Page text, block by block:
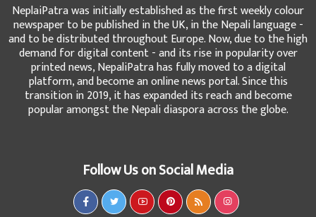
NeplaiPatra was initially established as the first weekly colour
newspaper to be published in the UK, in the Nepali language -
and to be distributed throughout Europe. Now, due to the high
demand for digital content - and its rise in popularity over
printed news, NepaliPatra has fully moved to a digital
platform, and become an online news portal. Since this
transition in 2019, it has expanded its reach and become
popular amongst the Nepali diaspora across the globe.
Follow Us on Social Media